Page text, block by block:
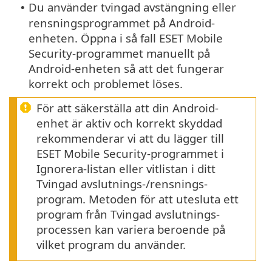
• Du använder tvingad avstängning eller
rensningsprogrammet på Android-
enheten. Öppna i så fall ESET Mobile
Security-programmet manuellt på
Android-enheten så att det fungerar
korrekt och problemet löses.
För att säkerställa att din Android-
enhet är aktiv och korrekt skyddad
rekommenderar vi att du lägger till
ESET Mobile Security-programmet i
Ignorera-listan eller vitlistan i ditt
Tvingad avslutnings-/rensnings-
program. Metoden för att utesluta ett
program från Tvingad avslutnings-
processen kan variera beroende på
vilket program du använder.